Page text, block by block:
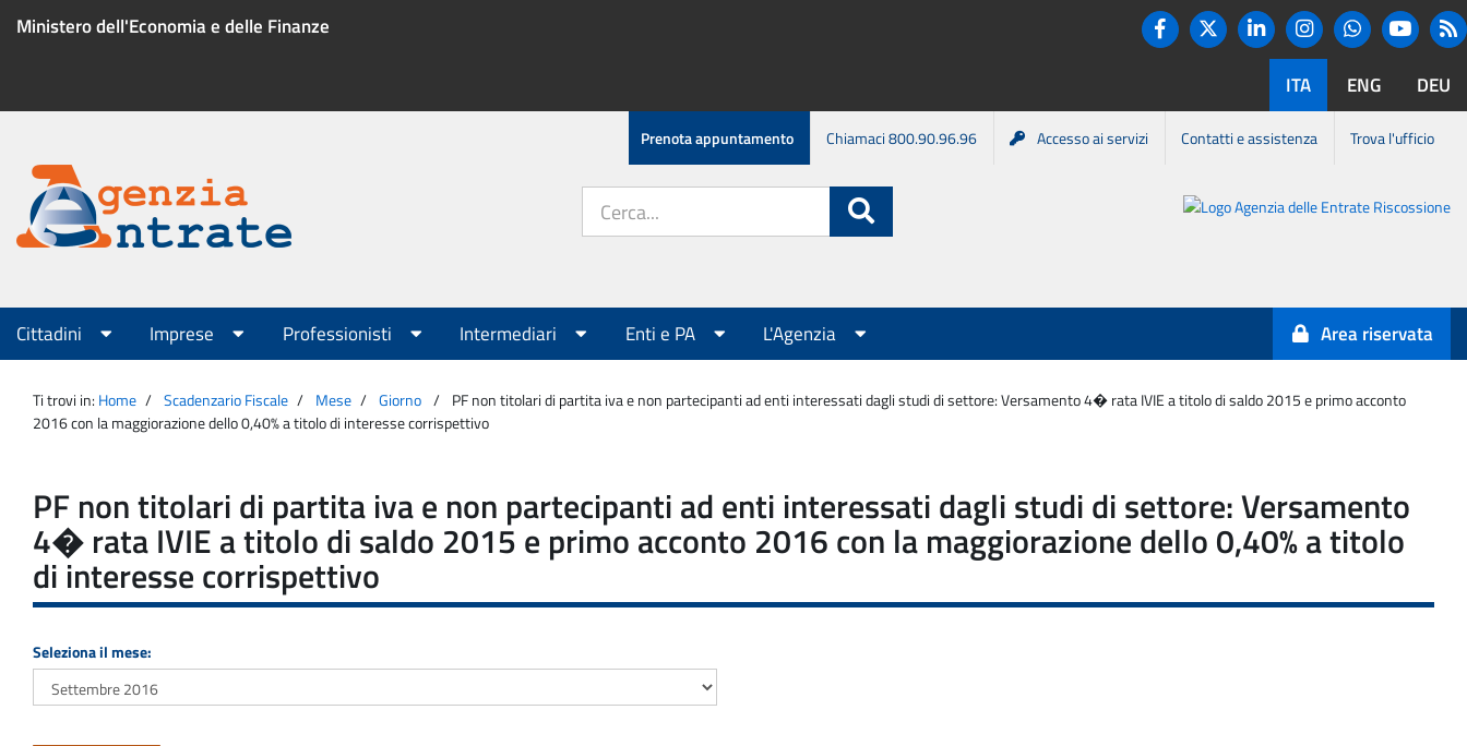
Ministero dell'Economia e delle Finanze
Twitter
LinkedinInstagram
ITA ENG DEU
Menu
servizio
Prenota appuntamento Chiamaci 800.90.96.96 Accesso ai servizi Contatti e assistenza Trova l'ufficio
Agenzia
Entrate
sito:
Agenzia
Entrate-
Riscossione
Menu
principale
Cittadini Imprese Professionisti Intermediari Enti e PA L'Agenzia Area riservata
Ti trovi in: Home Scadenzario Fiscale Mese Giorno
PF non titolari di partita iva e non partecipanti ad enti interessati dagli studi di settore: Versamento 4� rata IVIE a titolo di saldo 2015 e primo acconto
2016 con la maggiorazione dello 0,40% a titolo di interesse corrispettivo
PF non titolari di partita iva e non partecipanti ad enti interessati dagli studi di settore: Versamento
4� rata IVIE a titolo di saldo 2015 e primo acconto 2016 con la maggiorazione dello 0,40% a titolo
di interesse corrispettivo
Seleziona il mese: